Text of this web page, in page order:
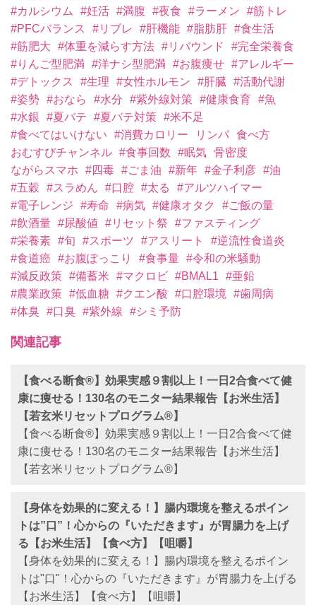
#カルシウム
#妊活 #満腹 #夜食 #ラーメン
#筋トレ
#PFCバランス
#リブレ #肝機能 #脂肪肝 #食生活
#筋肥大
#体重を減らす方法 #リバウンド
#完全栄養食
#りんご型肥満
#洋ナシ型肥満 #お腹痩せ #アレルギー
#デトックス
#生理 #女性ホルモン #肝臓
#活動代謝
#姿勢 #おなら #水分 #紫外線対策 #健康食育 #魚
#水銀
#夏バテ #夏バテ対策 #米不足
#食べてはいけない
#消費カロリー リンパ 食べ方
おむすびチャンネル #食事回数 #眠気 骨密度
ながらスマホ
#四毒 #ごま油 #新年 #金子利彦 #油
#五穀 #スラめん #口腔 #太る
#アルツハイマー
#電子レンジ
#寿命 #病気 #健康オタク
#ご飯の量
#飲酒量 #尿酸値 #リセット祭
#ファスティング
#栄養素 #旬 #スポーツ #アスリート
#逆流性食道炎
#食道癌 #お腹ぽっこり #食事量 #令和の米騒動
#減反政策 #備蓄米 #マクロビ #BMAL1
#亜鉛
#農業政策 #低血糖 #クエン酸 #口腔環境
#歯周病
#体臭 #口臭 #紫外線 #シミ予防
関連記事
【食べる断食®︎】効果実感９割以上！一日2合食べて健
康に痩せる！130名のモニター結果報告【お米生活】
【若玄米リセットプログラム®︎】
【食べる断食®︎】効果実感９割以上！一日2合食べて健
康に痩せる！130名のモニター結果報告【お米生活】
【若玄米リセットプログラム®︎】
【身体を効果的に変える！】腸内環境を整えるポイン
トは”口”！心からの『いただきます』が胃腸力を上げ
る【お米生活】【食べ方】【咀嚼】
【身体を効果的に変える！】腸内環境を整えるポイン
トは"口"！心からの『いただきます』が胃腸力を上げる
【お米生活】【食べ方】【咀嚼】